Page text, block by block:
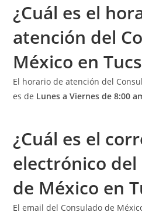
¿Cuál es el
atención del
México en
El horario de atención del
es de Lunes a Viernes de 8:00
¿Cuál es el
electrónico del
de México en
El email del Consulado de